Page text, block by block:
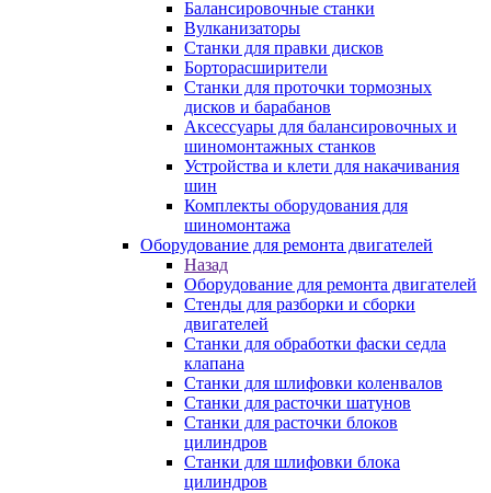
Балансировочные станки
Вулканизаторы
Станки для правки дисков
Борторасширители
Станки для проточки тормозных
дисков и барабанов
Аксессуары для балансировочных и
шиномонтажных станков
Устройства и клети для накачивания
шин
Комплекты оборудования для
шиномонтажа
Оборудование для ремонта двигателей
Назад
Оборудование для ремонта двигателей
Стенды для разборки и сборки
двигателей
Станки для обработки фаски седла
клапана
Станки для шлифовки коленвалов
Станки для расточки шатунов
Станки для расточки блоков
цилиндров
Станки для шлифовки блока
цилиндров